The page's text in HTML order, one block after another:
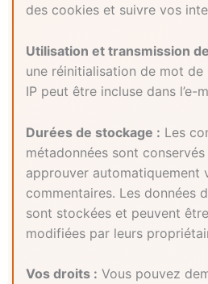
des cookies et suivre vos
Utilisation et transmission
une réinitialisation de mot de
IP peut être incluse dans l’e-
Durées de stockage : Les
métadonnées sont
approuver automatiquement
commentaires. Les données
sont stockées et peuvent
modifiées par leurs
Vos droits : Vous pouvez